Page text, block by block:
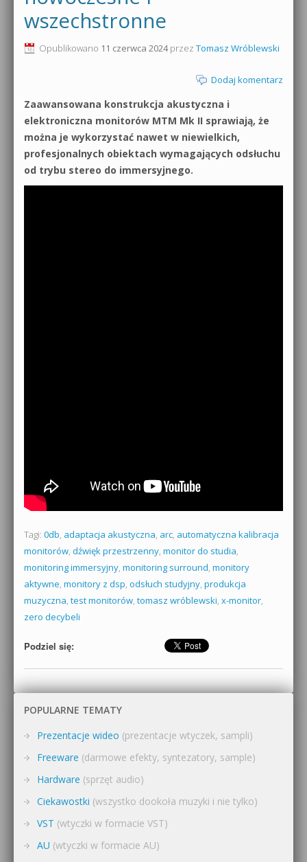
Produkcja muzyczna od podstaw
Dubstep z syntezatorem Massive
Kontakt 5 Kompendium
Pakiety
0dB.pl - informacje
Newsletter
Polityka prywatności
Regulamin
wszechstronne
Opublikowano 11 czerwca 2024przez Tomasz Wróblewski
Dodaj komentarz
Zaawansowana konstrukcja akustyczna i
elektroniczna monitorów MTM Mk II sprawiają, że
można je wykorzystać nawet w niewielkich,
profesjonalnych obiektach wymagających odsłuchu
od trybu stereo do immersyjnego.
Tagi: 0db, adaptacja akustyczna, arc, automatyczna kalibracja
monitorów, dźwięk przestrzenny, monitor do studia,
monitoring immersyjny, monitoring surround, monitory
aktywne, monitory z dsp, odsłuch studyjny, produkcja
muzyczna, test monitorów, tomasz wróblewski, x-monitor,
zero decybeli
Podziel się:
POPULARNE TEMATY
Prezentacje wideo (prezentacje wtyczek, sampli)
Freeware (darmowe efekty, syntezatory, sample)
Hardware (sprzęt audio)
Ciekawostki (wszystko dookoła muzyki i nie tylko)
VST (wtyczki w formacie VST)
AU (wtyczki w formacie AU)